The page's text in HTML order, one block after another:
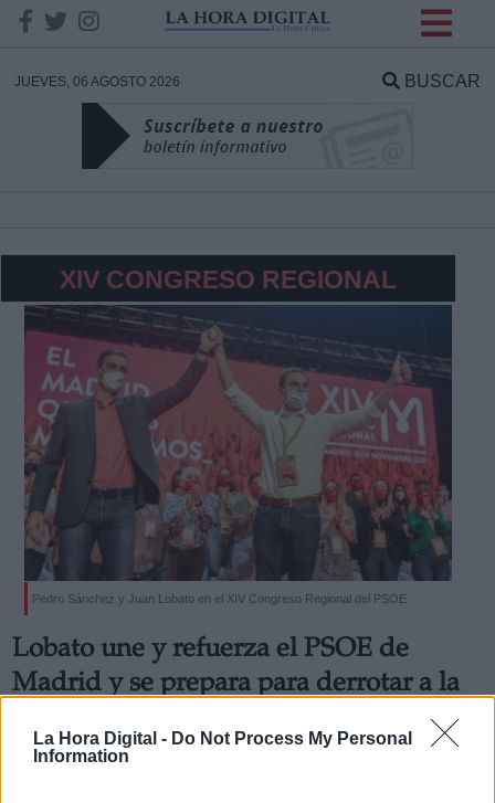
La Hora Digital - Do Not Process My Personal
Information
JUEVES, 06 AGOSTO 2026 BUSCAR
XIV CONGRESO REGIONAL
Pedro Sánchez y Juan Lobato en el XIV Congreso Regional del PSOE
Lobato une y refuerza el PSOE de
Madrid y se prepara para derrotar a la
El nuevo líder de los socialistas madrileños se rodea de
una Ejecutiva con 36 miembros, (más 3 adjuntos) paritaria
DATOS
Responsable:
Datos tratados:
Legitimación:
Destinatarios:
Derechos:
link
Información adicional
link